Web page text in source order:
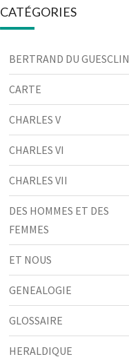
CATÉGORIES
BERTRAND DU GUESCLIN
CARTE
CHARLES V
CHARLES VI
CHARLES VII
DES HOMMES ET DES
FEMMES
ET NOUS
GENEALOGIE
GLOSSAIRE
HERALDIQUE